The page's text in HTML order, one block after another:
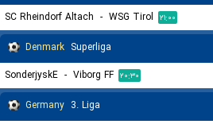
SC Rheindorf Altach - WSG Tirol ۲۱:۰۰
Denmark Superliga
SonderjyskE - Viborg FF ۲۰:۳۰
Germany 3. Liga